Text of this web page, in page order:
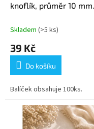
knoflík, průměr 10 mm
Skladem (>5 ks)
39 Kč
Do košíku
Balíček obsahuje 100ks.